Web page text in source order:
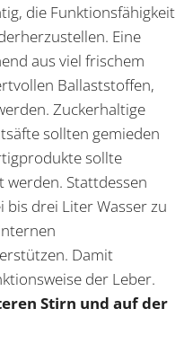
die Funktionsfähigkeit
Eine
aus viel frischem
Ballaststoffen,
Zuckerhaltige
sollten gemieden
sollte
werden. Stattdessen
drei Liter Wasser zu
Damit
der Leber.
Stirn und auf der